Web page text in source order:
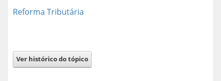
Reforma Tributária
Ver histórico do tópico